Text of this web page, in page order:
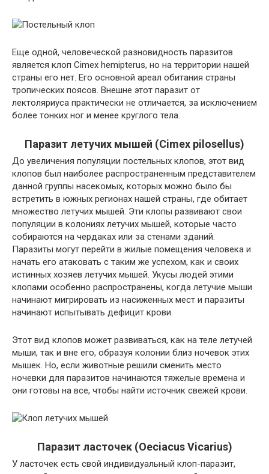
Еще одной, человеческой разновидность паразитов
является клоп Cimex hemipterus, но на территории нашей
страны его нет. Его основной ареал обитания страны
тропических поясов. Внешне этот паразит от
лектоляриуса практически не отличается, за исключением
более тонких ног и менее круглого тела.
Паразит летучих мышей (Cimex pilosellus)
До увеличения популяции постельных клопов, этот вид
клопов был наиболее распространенным представителем
данной группы насекомых, которых можно было бы
встретить в южных регионах нашей страны, где обитает
множество летучих мышей. Эти клопы развивают свои
популяции в колониях летучих мышей, которые часто
собираются на чердаках или за стенами зданий.
Паразиты могут перейти в жилые помещения человека и
начать его атаковать с таким же успехом, как и своих
истинных хозяев летучих мышей. Укусы людей этими
клопами особенно распространены, когда летучие мыши
начинают мигрировать из насиженных мест и паразиты
начинают испытывать дефицит крови.
Этот вид клопов может развиваться, как на теле летучей
мыши, так и вне его, образуя колонии близ ночевок этих
мышек. Но, если животные решили сменить место
ночевки для паразитов начинаются тяжелые времена и
они готовы на все, чтобы найти источник свежей крови.
Паразит ласточек (Oeciacus Vicarius)
У ласточек есть свой индивидуальный клоп-паразит,